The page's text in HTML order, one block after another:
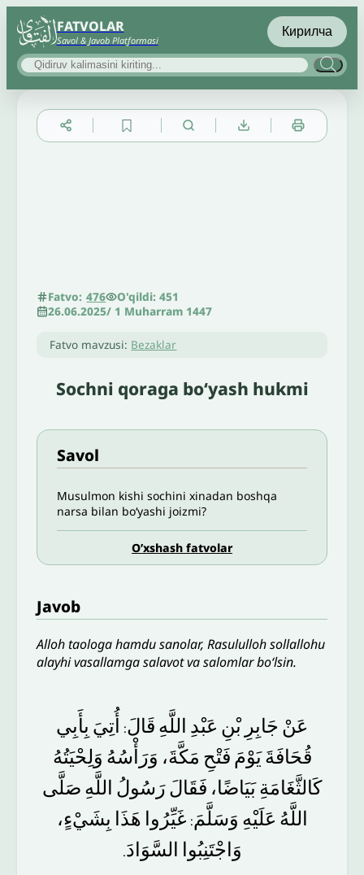
FATVOLAR
Savol & Javob Platformasi
Кирилча
Fatvo: 476
O'qildi: 451
26.06.2025/ 1 Muharram 1447
Fatvo mavzusi: Bezaklar
Sochni qoraga bo‘yash hukmi
Savol
Musulmon kishi sochini xinadan boshqa
narsa bilan bo‘yashi joizmi?
O’xshash fatvolar
Javob
Alloh taologa hamdu sanolar, Rasululloh sollallohu
alayhi vasallamga salavot va salomlar bo‘lsin.
عَنْ جَابِرِ بْنِ عَبْدِ اللَّهِ قَالَ: أُتِيَ بِأَبِي
قُحَافَةَ يَوْمَ فَتْحِ مَكَّةَ، وَرَأْسُهُ وَلِحْيَتُهُ
كَالثَّغَامَةِبَيَاضًا، فَقَالَرَسُولُ اللَّهِ صَلَّى
اللَّهُ عَلَيْهِ وَسَلَّمَ: غَيِّرُوا هَذَا بِشَيْءٍ،
وَاجْتَنِبُوا
السَّوَادَ.